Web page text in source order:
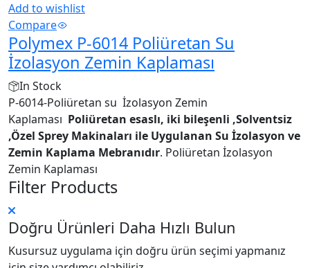
Add to wishlist
Compare
Polymex P-6014 Poliüretan Su
İzolasyon Zemin Kaplaması
In Stock
P-6014-Poliüretan su İzolasyon Zemin
Kaplaması Poliüretan esaslı, iki bileşenli ,Solventsiz
,Özel Sprey Makinaları ile Uygulanan Su İzolasyon ve
Zemin Kaplama Mebranıdır. Poliüretan İzolasyon
Zemin Kaplaması
Filter Products
Doğru Ürünleri Daha Hızlı Bulun
Kusursuz uygulama için doğru ürün seçimi yapmanız